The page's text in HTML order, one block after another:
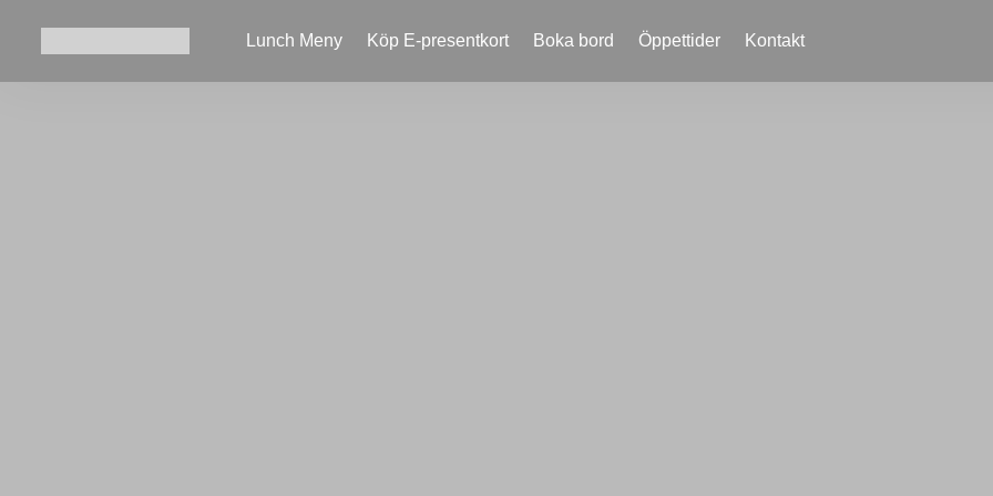
Lunch Meny Köp E-presentkort Boka bord Öppettider Kontakt